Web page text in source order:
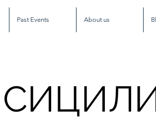
Past Events About us